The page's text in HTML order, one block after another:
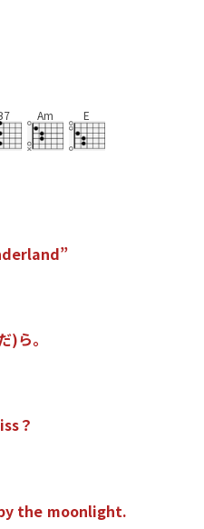
Am E
derland”
)ら。
iss？
y the moonlight.